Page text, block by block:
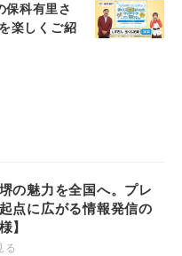
保科有里さ
楽しくご紹
の魅力を全国へ。プレ
点に広がる情報発信の
】
る